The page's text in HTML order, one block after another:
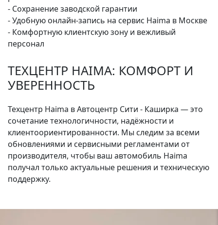
- Сохранение заводской гарантии
- Удобную онлайн-запись на сервис Haima в Москве
- Комфортную клиентскую зону и вежливый
персонал
ТЕХЦЕНТР HAIMA: КОМФОРТ И
УВЕРЕННОСТЬ
Техцентр Haima в Автоцентр Сити - Каширка — это
сочетание технологичности, надёжности и
клиентоориентированности. Мы следим за всеми
обновлениями и сервисными регламентами от
производителя, чтобы ваш автомобиль Haima
получал только актуальные решения и техническую
поддержку.